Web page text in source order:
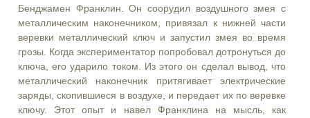
Бенджамен Франклин. Он соорудил воздушного змея с
металлическим наконечником, привязал к нижней части
веревки металлический ключ и запустил змея во время
грозы. Когда экспериментатор попробовал дотронуться до
ключа, его ударило током. Из этого он сделал вывод, что
металлический наконечник притягивает электрические
заряды, скопившиеся в воздухе, и передает их по веревке
ключу. Этот опыт и навел Франклина на мысль, как